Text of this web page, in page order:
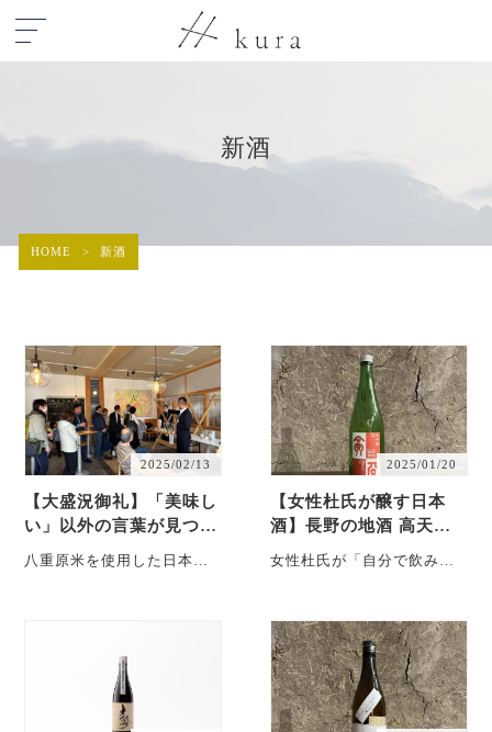
新酒
HOME > 新酒
2025/02/13
【大盛況御礼】「美味し
い」以外の言葉が見つか
らない! 八重原純米大吟
八重原米を使用した日本酒
2025/01/20
【女性杜氏が醸す日本
酒】長野の地酒 高天酒
造の新酒3種が入荷いた
女性杜氏が「自分で飲みた
て、どれも美味しい！
・・・